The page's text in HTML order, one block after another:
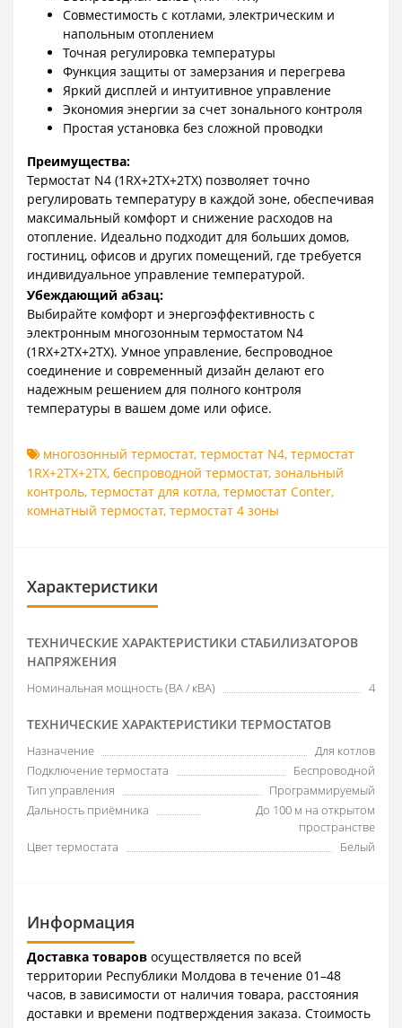
Совместимость с котлами, электрическим и
напольным отоплением
Точная регулировка температуры
Функция защиты от замерзания и перегрева
Яркий дисплей и интуитивное управление
Экономия энергии за счет зонального контроля
Простая установка без сложной проводки
Преимущества:
Термостат N4 (1RX+2TX+2TX) позволяет точно
регулировать температуру в каждой зоне, обеспечивая
максимальный комфорт и снижение расходов на
отопление. Идеально подходит для больших домов,
гостиниц, офисов и других помещений, где требуется
индивидуальное управление температурой.
Убеждающий абзац:
Выбирайте комфорт и энергоэффективность с
электронным многозонным термостатом N4
(1RX+2TX+2TX). Умное управление, беспроводное
соединение и современный дизайн делают его
надежным решением для полного контроля
температуры в вашем доме или офисе.
многозонный термостат, термостат N4, термостат
1RX+2TX+2TX, беспроводной термостат, зональный
контроль, термостат для котла, термостат Conter,
комнатный термостат, термостат 4 зоны
Характеристики
ТЕХНИЧЕСКИЕ ХАРАКТЕРИСТИКИ СТАБИЛИЗАТОРОВ
НАПРЯЖЕНИЯ
Номинальная мощность (ВА / кВА) 4
ТЕХНИЧЕСКИЕ ХАРАКТЕРИСТИКИ ТЕРМОСТАТОВ
Назначение
Для котлов
Подключение термостата
Беспроводной
Тип управления
Программируемый
Дальность приёмника
До 100 м на открытом
пространстве
Цвет термостата
Белый
Информация
Доставка товаров осуществляется по всей
территории Республики Молдова в течение 01–48
часов, в зависимости от наличия товара, расстояния
доставки и времени подтверждения заказа. Стоимость